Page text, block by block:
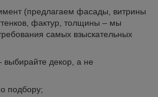
(предлагаем фасады, витрины
фактур, толщины – мы
самых взыскательных
декор, а не
подбору;